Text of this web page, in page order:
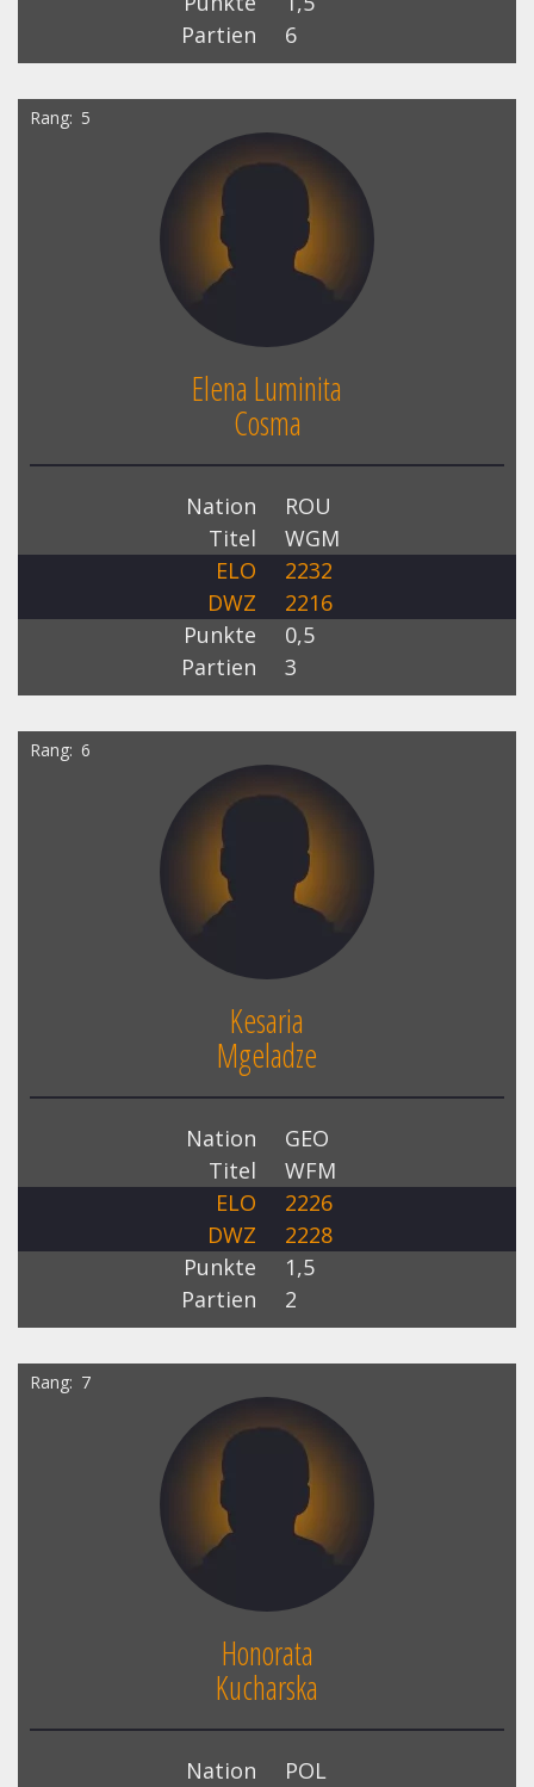
Partien
6
Rang 5
Elena Luminita
Cosma
Nation
ROU
Titel
WGM
ELO
2232
DWZ
2216
Punkte
0,5
Partien
3
Rang 6
Kesaria
Mgeladze
Nation
GEO
Titel
WFM
ELO
2226
DWZ
2228
Punkte
1,5
Partien
2
Rang 7
Honorata
Kucharska
Nation
POL